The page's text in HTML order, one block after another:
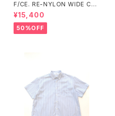
F/CE. RE-NYLON WIDE CAR
GO TROUSERS
¥15,400
50%OFF